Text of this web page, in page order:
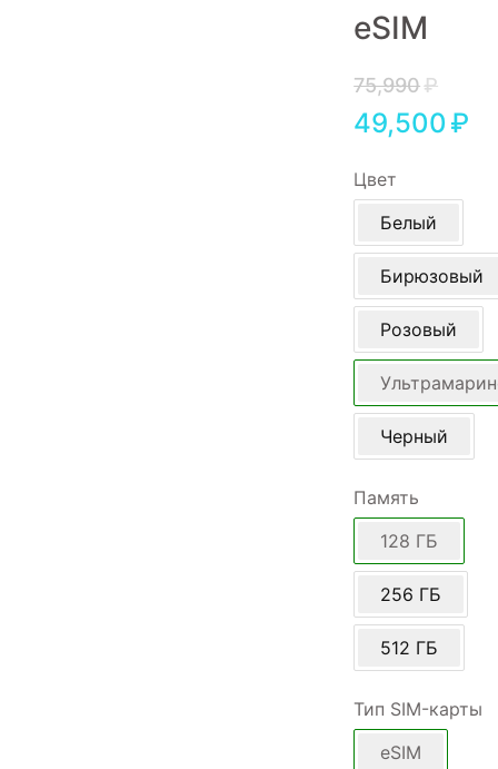
eSIM
75,990₽
49,500₽
Цвет
Белый
Бирюзовый
Розовый
Черный
Память
128 ГБ
256 ГБ
512 ГБ
Тип SIM-карты
eSIM